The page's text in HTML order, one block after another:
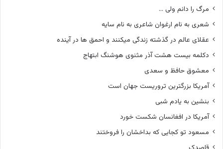
مرگ را دانم ولی …
شعری به نام ارغوان شاعری به نام سایه
عقلای عالم در گذشته زندگی میکنند و احمق ها در آینده
دکلمه بیست هشت آذر مثنوی هوشنگ ابتهاج
معشوق حافظ و سعدی
آمریکا بزرگترین تروریست جهان است
بنشین به یادم شبی
آمریکا در افغانسان شکست خورد
مسعود تو کجایی که بداخشان را فروختند